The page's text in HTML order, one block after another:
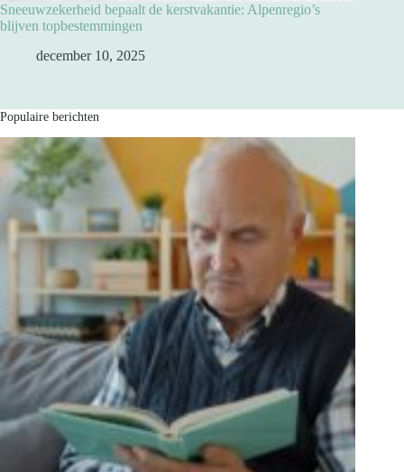
Sneeuwzekerheid bepaalt de kerstvakantie: Alpenregio’s
blijven topbestemmingen
december 10, 2025
Populaire berichten